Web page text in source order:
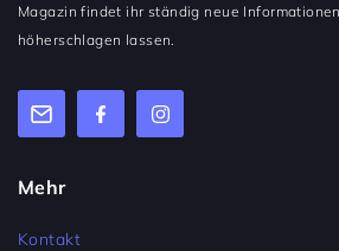
Magazin findet ihr ständig neue
höherschlagen lassen.
Mehr
Kontakt